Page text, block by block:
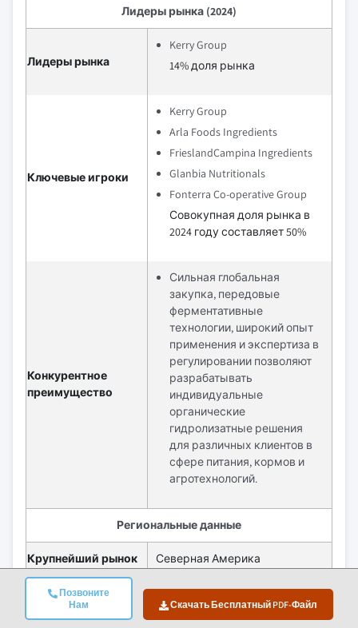
Позвоните
Нам
Скачать Бесплатный PDF-Файл
Лидеры рынка (2024)
Лидеры рынка
Kerry Group
14% доля рынка
Ключевые игроки
Kerry Group
Arla Foods Ingredients
FrieslandCampina Ingredients
Glanbia Nutritionals
Fonterra Co-operative Group
Совокупная доля рынка в
2024 году составляет 50%
Конкурентное
преимущество
Сильная глобальная
закупка, передовые
ферментативные
технологии, широкий опыт
применения и экспертиза в
регулировании позволяют
разрабатывать
индивидуальные
органические
гидролизатные решения
для различных клиентов в
сфере питания, кормов и
агротехнологий.
Региональные данные
Крупнейший рынок
Северная Америка
Самый
быстрорастущий
рынок
Азиатско-Тихоокеанский
регион